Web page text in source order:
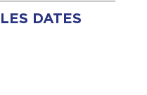
DATES